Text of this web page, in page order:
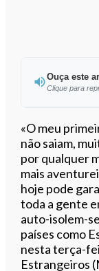
Ouça este
Clique para
«O meu
não saiam,
por qualquer
mais
hoje pode
toda a gente
auto-isolem-
países como
nesta terça-
Estrangeiros